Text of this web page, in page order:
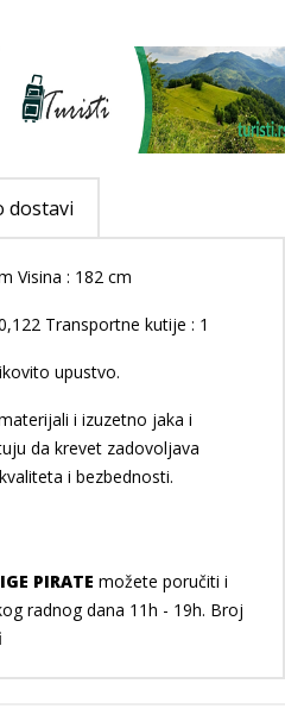
dostavi
Visina : 182 cm
Transportne kutije : 1
upustvo.
i izuzetno jaka i
da krevet zadovoljava
i bezbednosti.
PIRATE možete poručiti i
radnog dana 11h - 19h. Broj